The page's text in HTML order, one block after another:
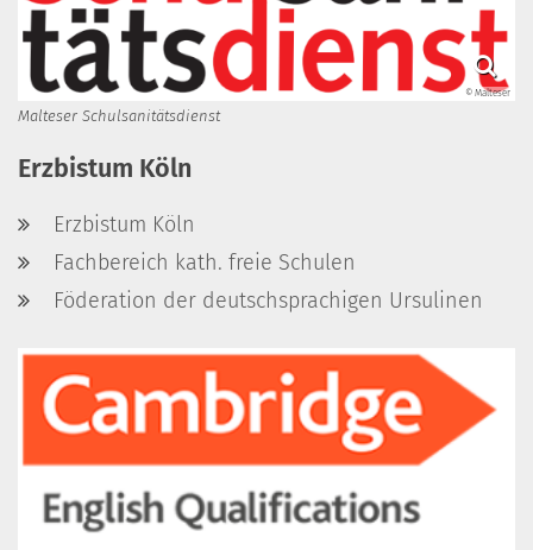
© Malteser
Malteser Schulsanitätsdienst
Erzbistum Köln
Erzbistum Köln
Fachbereich kath. freie Schulen
Föderation der deutschsprachigen Ursulinen